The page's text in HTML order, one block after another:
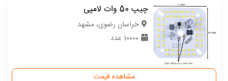
چیپ 50 وات لامپی
خراسان رضوی، مشهد
10000 عدد
مشاهده قیمت